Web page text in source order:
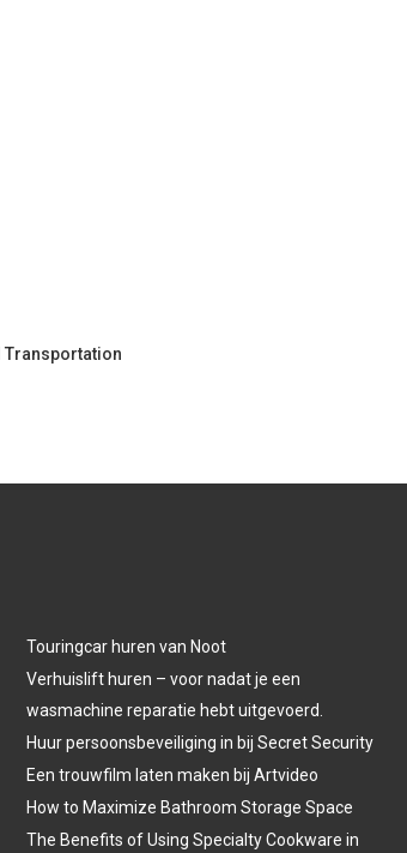
Transportation
Touringcar huren van Noot
Verhuislift huren – voor nadat je een
wasmachine reparatie hebt uitgevoerd.
Huur persoonsbeveiliging in bij Secret Security
Een trouwfilm laten maken bij Artvideo
How to Maximize Bathroom Storage Space
The Benefits of Using Specialty Cookware in